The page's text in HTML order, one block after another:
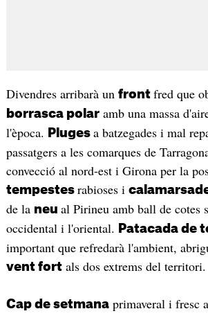
Divendres arribarà un front fred que
borrasca polaramb una massa
l'època.
Pluges a batzegades i mal
passatgers a les comarques de
convecció al nord-est i Girona per la
tempestes rabioses i
de la neu al Pirineu amb ball de cotes
occidental i l'oriental.
Patacada de
important que refredarà l'ambient,
vent fortals dos extrems del territori.
Cap de setmanaprimaveral i fresc